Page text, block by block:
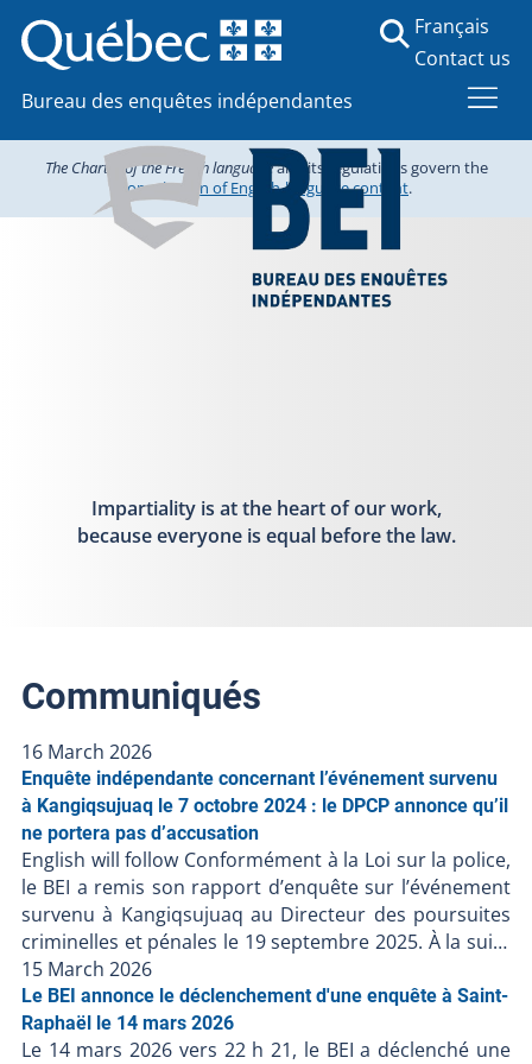
Bureau des enquêtes indépendantes
Français
Contact us
The Charter of the French languageand its regulations govern the
consultation of English-language content.
Impartiality is at the heart of our work,
because everyone is equal before the law.
Communiqués
16 March 2026
Enquête indépendante concernant l’événement survenu
à Kangiqsujuaq le 7 octobre 2024 : le DPCP annonce qu’il
ne portera pas d’accusation
English will follow Conformément à la Loi sur la police,
le BEI a remis son rapport d’enquête sur l’événement
survenu à Kangiqsujuaq au Directeur des poursuites
criminelles et pénales le 19 septembre 2025. À la suite
de la décision du DPCP de ne pas porter d’accusation
contre les policiers, et en l’absence de faits nouveaux,
le BEI ferme le dossier BEI-250617-001. Puisque des
accusations ont été portées contre une personne
15 March 2026
Le BEI annonce le déclenchement d'une enquête à Saint-
Raphaël le 14 mars 2026
Le 14 mars 2026 vers 22 h 21, le BEI a déclenché une